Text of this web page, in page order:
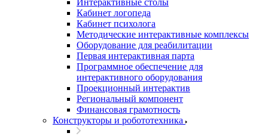
Интерактивные столы
Кабинет логопеда
Кабинет психолога
Методические интерактивные комплексы
Оборудование для реабилитации
Первая интерактивная парта
Программное обеспечение для
интерактивного оборудования
Проекционный интерактив
Региональный компонент
Финансовая грамотность
Конструкторы и робототехника